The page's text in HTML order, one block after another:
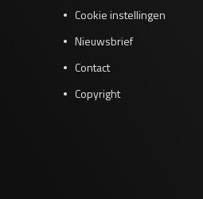
Cookie instellingen
Nieuwsbrief
Contact
Copyright